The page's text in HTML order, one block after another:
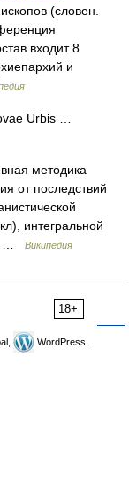
(словен.
входит 8
и
Urbis …
методика
от последствий
интегральной
…
Википедия
18+
WordPress,